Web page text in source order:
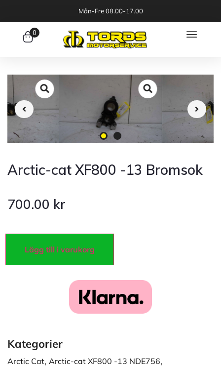
Mån-Fre 08.00-17.00
0
Arctic-cat XF800 -13 Bromsok
700.00 kr
Lägg till i varukorg
Kategorier
Arctic Cat, Arctic-cat XF800 -13 NDE756,